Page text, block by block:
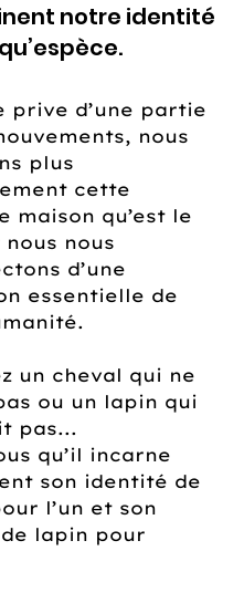
notre identité
prive d’une partie
nous
plus
cette
maison qu’est le
nous
d’une
essentielle de
un cheval qui ne
ou un lapin qui
pas...
qu’il incarne
son identité de
l’un et son
lapin pour